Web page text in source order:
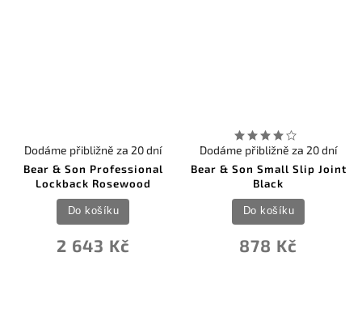
Bear & Son Professional
Lockback Rosewood
Dodáme přibližně za 20 dní
2 643 Kč
Do košíku
Bear & Son Small Slip Joint
Black
Dodáme přibližně za 20 dní
878 Kč
Do košíku